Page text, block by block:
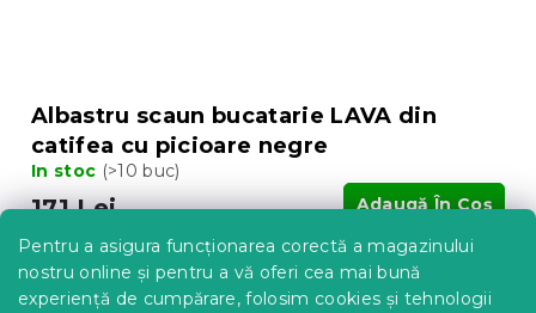
Pentru a asigura funcționarea corectă a magazinului
nostru online și pentru a vă oferi cea mai bună
experiență de cumpărare, folosim cookies și tehnologii
Albastru scaun bucatarie LAVA din
catifea cu picioare negre
In stoc (>10 buc)
171 Lei Adaugă În Coş
Vezi în AR ❖